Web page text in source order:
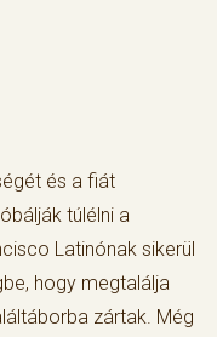
és a fiát
túlélni a
Latinónak sikerül
hogy megtalálja
zártak. Még